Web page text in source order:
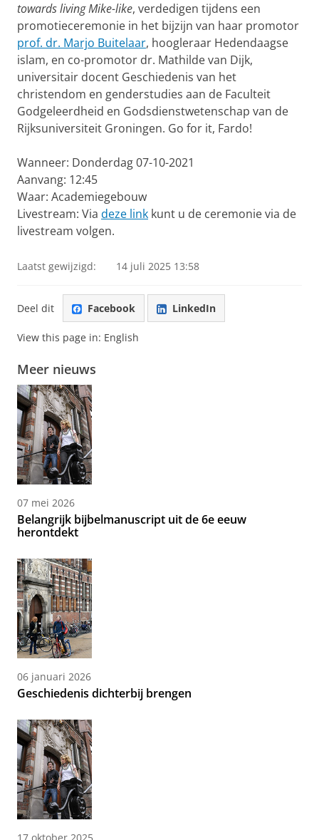
towards living Mike-like, verdedigen tijdens een
promotieceremonie in het bijzijn van haar promotor
prof. dr. Marjo Buitelaar, hoogleraar Hedendaagse
islam, en co-promotor dr. Mathilde van Dijk,
universitair docent Geschiedenis van het
christendom en genderstudies aan de Faculteit
Godgeleerdheid en Godsdienstwetenschap van de
Rijksuniversiteit Groningen. Go for it, Fardo!
Wanneer: Donderdag 07-10-2021
Aanvang: 12:45
Waar: Academiegebouw
Livestream: Via deze link kunt u de ceremonie via de
livestream volgen.
Laatst gewijzigd: 14 juli 2025 13:58
Deel dit Facebook LinkedIn
View this page in: English
Meer nieuws
07 mei 2026
Belangrijk bijbelmanuscript uit de 6e eeuw
herontdekt
06 januari 2026
Geschiedenis dichterbij brengen